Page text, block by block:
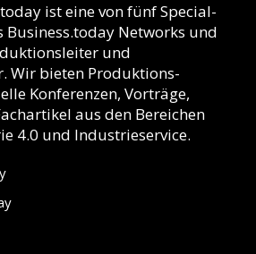
ist eine von fünf Special-
Business.today Networks und
und
Wir bieten Produktions-
Konferenzen, Vorträge,
aus den Bereichen
4.0 und Industrieservice.